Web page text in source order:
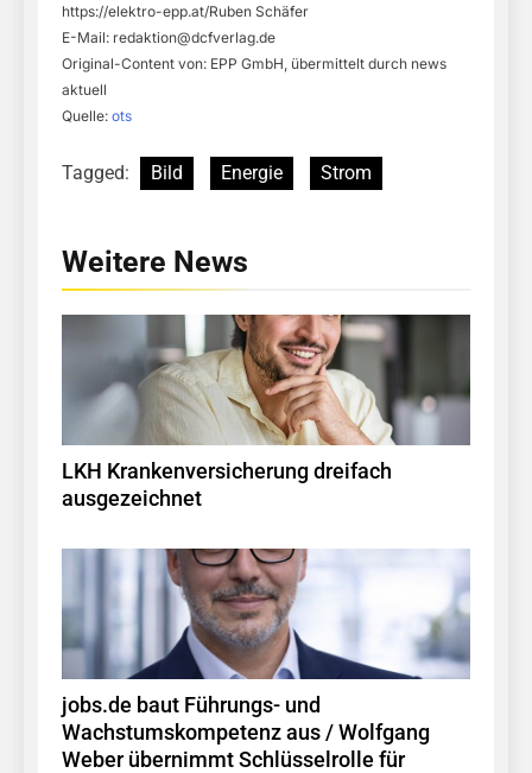
https://elektro-epp.at/Ruben Schäfer
E-Mail: redaktion@dcfverlag.de
Original-Content von: EPP GmbH, übermittelt durch news
aktuell
Quelle: ots
Tagged: Bild Energie Strom
Weitere News
LKH Krankenversicherung dreifach
ausgezeichnet
jobs.de baut Führungs- und
Wachstumskompetenz aus / Wolfgang
Weber übernimmt Schlüsselrolle für